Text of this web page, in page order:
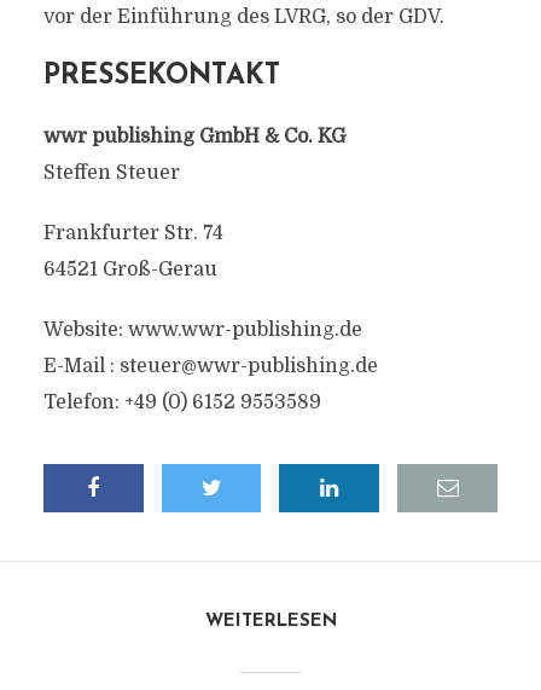
vor der Einführung des LVRG, so der GDV.
PRESSEKONTAKT
wwr publishing GmbH & Co. KG
Steffen Steuer
Frankfurter Str. 74
64521 Groß-Gerau
Website: www.wwr-publishing.de
E-Mail : steuer@wwr-publishing.de
Telefon: +49 (0) 6152 9553589
WEITERLESEN